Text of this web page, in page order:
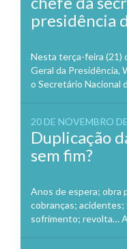
presidência
Nesta terça-feira (21)
Geral da Presidência,
o Secretário Nacional
20 DE NOVEMBRO
Duplicação
sem fim?
Anos de espera; obra
cobranças;
sofrimento; revolta…